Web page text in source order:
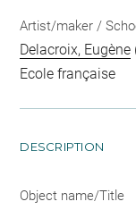
Artist/maker /
Delacroix, Eugène
Ecole française
DESCRIPTION
Object name/Title